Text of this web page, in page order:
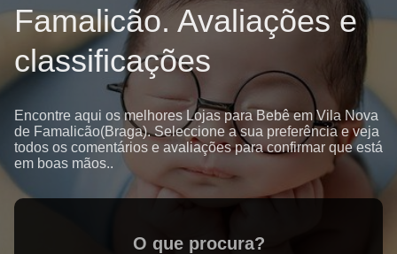
Famalicão. Avaliações e
classificações
Encontre aqui os melhores Lojas para Bebê em Vila Nova
de Famalicão(Braga). Seleccione a sua preferência e veja
todos os comentários e avaliações para confirmar que está
em boas mãos..
O que procura?